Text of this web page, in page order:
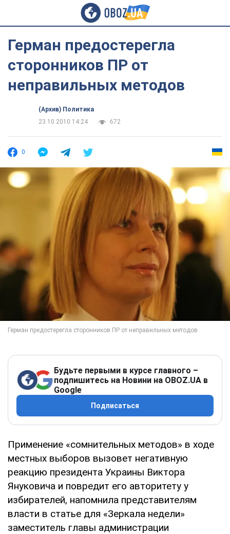
Герман предостерегла
сторонников ПР от
неправильных методов
(Архив) Политика
23.10.2010 14:24
672
0
Будьте первыми в курсе главного –
подпишитесь на Новини на OBOZ.UA в
Google
Подписаться
Применение «сомнительных методов» в ходе
местных выборов вызовет негативную
реакцию президента Украины Виктора
Януковича и повредит его авторитету у
избирателей, напомнила представителям
власти в статье для «Зеркала недели»
заместитель главы администрации